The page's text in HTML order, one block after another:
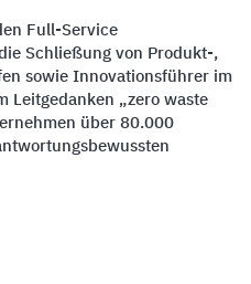
Full-Service
Schließung von Produkt-,
sowie Innovationsführer im
Leitgedanken „zero waste
über 80.000